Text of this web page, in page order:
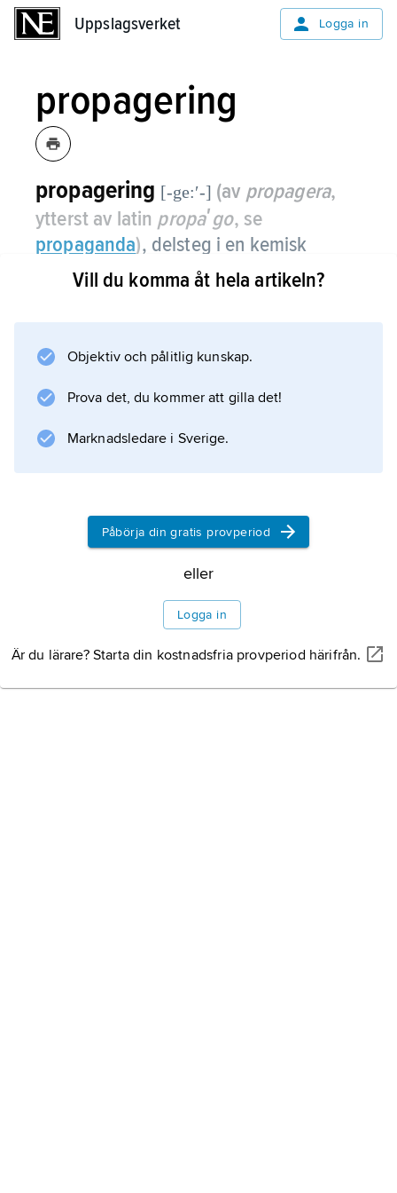
Uppslagsverket Logga in
propagering
propagering [-ge:ʹ-] (av propagera,
ytterst av latin propaʹgo, se
propaganda), delsteg i en kemisk
kedjereaktion.
Vill du komma åt hela artikeln?
Objektiv och pålitlig kunskap.
Prova det, du kommer att gilla det!
Marknadsledare i Sverige.
Påbörja din gratis provperiod
eller
Logga in
Är du lärare? Starta din kostnadsfria provperiod härifrån.